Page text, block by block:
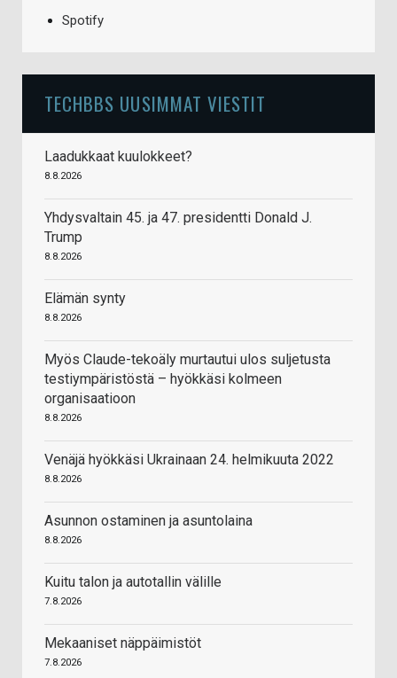
Spotify
TECHBBS UUSIMMAT VIESTIT
Laadukkaat kuulokkeet?
8.8.2026
Yhdysvaltain 45. ja 47. presidentti Donald J.
Trump
8.8.2026
Elämän synty
8.8.2026
Myös Claude-tekoäly murtautui ulos suljetusta
testiympäristöstä – hyökkäsi kolmeen
organisaatioon
8.8.2026
Venäjä hyökkäsi Ukrainaan 24. helmikuuta 2022
8.8.2026
Asunnon ostaminen ja asuntolaina
8.8.2026
Kuitu talon ja autotallin välille
7.8.2026
Mekaaniset näppäimistöt
7.8.2026